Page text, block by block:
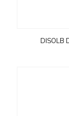
DISOLB